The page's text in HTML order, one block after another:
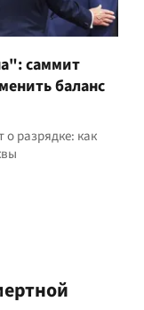
саммит
баланс
разрядке: как